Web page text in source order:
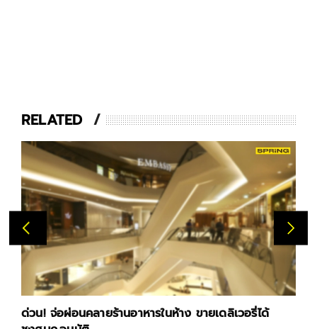
RELATED
ด่วน! จ่อผ่อนคลายร้านอาหารในห้าง ขายเดลิเวอรี่ได้